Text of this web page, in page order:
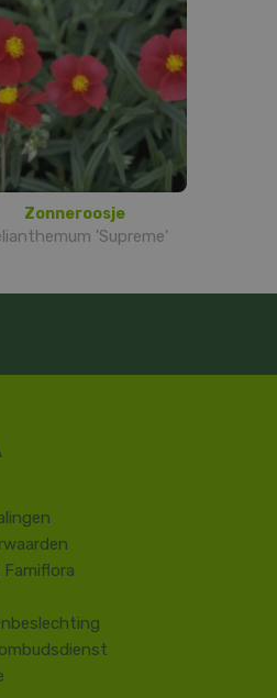
Zonneroosje
'Supreme'